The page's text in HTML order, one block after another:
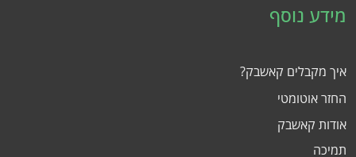
מידע נוסף
איך מקבלים קאשבק?
החזר אוטומטי
אודות קאשבק
תמיכה